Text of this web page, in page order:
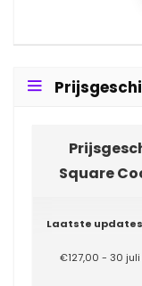
Square
Laatste
€127,00 - 30